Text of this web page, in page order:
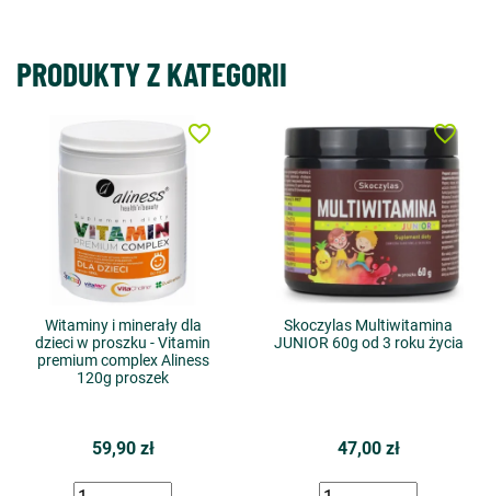
PRODUKTY Z KATEGORII
Witaminy i minerały dla
dzieci w proszku - Vitamin
premium complex Aliness
120g proszek
59,90 zł
favorite_border
Skoczylas Multiwitamina
JUNIOR 60g od 3 roku życia
47,00 zł
favorite_border